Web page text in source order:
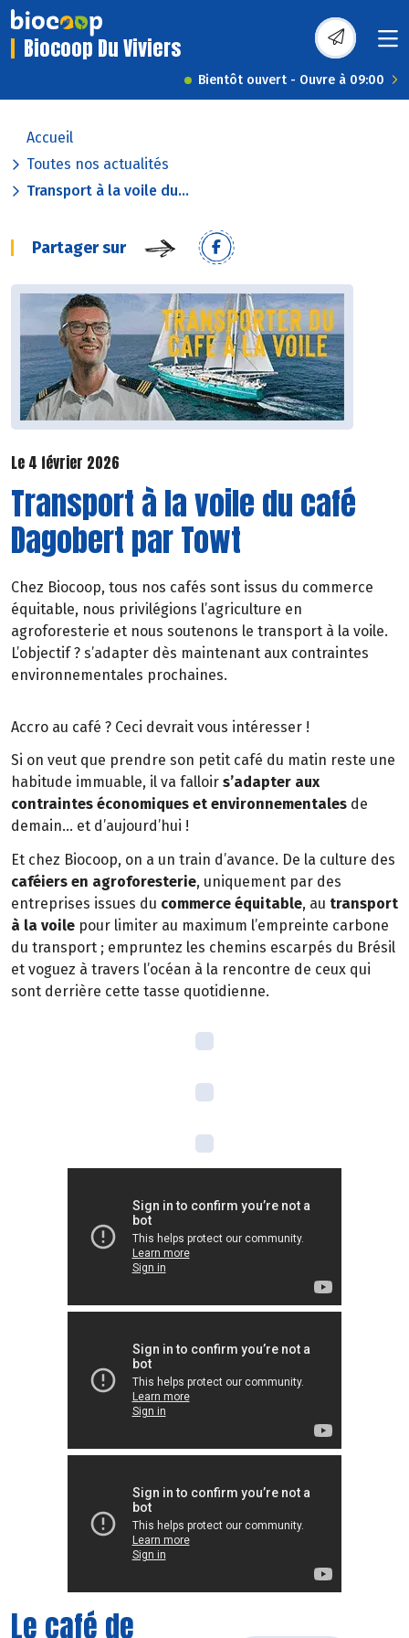
Biocoop Du Viviers
Bientôt ouvert - Ouvre à 09:00
Accueil
Toutes nos actualités
Transport à la voile du...
Partager sur
Le 4 février 2026
Transport à la voile du café
Dagobert par Towt
Chez Biocoop, tous nos cafés sont issus du commerce
équitable, nous privilégions l’agriculture en
agroforesterie et nous soutenons le transport à la voile.
L’objectif ? s’adapter dès maintenant aux contraintes
environnementales prochaines.
Accro au café ? Ceci devrait vous intéresser !
Si on veut que prendre son petit café du matin reste une
habitude immuable, il va falloir s’adapter aux
contraintes économiques et environnementales de
demain… et d’aujourd’hui !
Et chez Biocoop, on a un train d’avance. De la culture des
caféiers en agroforesterie, uniquement par des
entreprises issues du commerce équitable, au transport
à la voile pour limiter au maximum l’empreinte carbone
du transport ; empruntez les chemins escarpés du Brésil
et voguez à travers l’océan à la rencontre de ceux qui
sont derrière cette tasse quotidienne.
Le café de